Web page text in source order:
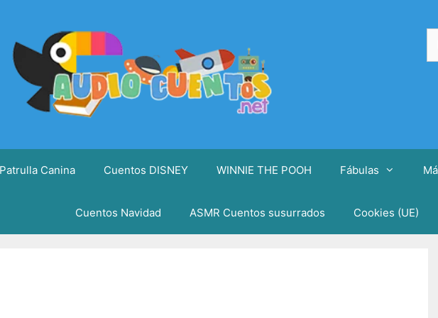
Patrulla Canina Cuentos DISNEY WINNIE THE POOH Fábulas
Cuentos Navidad ASMR Cuentos susurrados Cookies (UE)